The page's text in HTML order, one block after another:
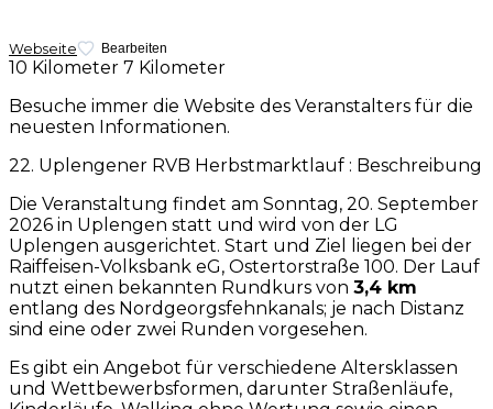
Webseite Bearbeiten
10 Kilometer 7 Kilometer
Besuche immer die Website des Veranstalters für die
neuesten Informationen.
22. Uplengener RVB Herbstmarktlauf : Beschreibung
Die Veranstaltung findet am Sonntag, 20. September
2026 in Uplengen statt und wird von der LG
Uplengen ausgerichtet. Start und Ziel liegen bei der
Raiffeisen-Volksbank eG, Ostertorstraße 100. Der Lauf
nutzt einen bekannten Rundkurs von 3,4 km
entlang des Nordgeorgsfehnkanals; je nach Distanz
sind eine oder zwei Runden vorgesehen.
Es gibt ein Angebot für verschiedene Altersklassen
und Wettbewerbsformen, darunter Straßenläufe,